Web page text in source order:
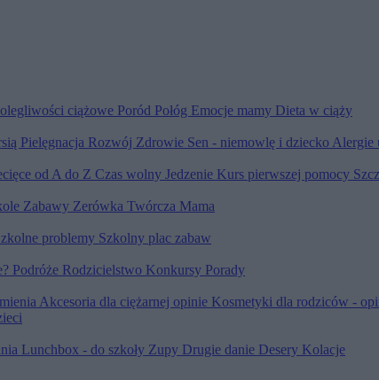
ciążowe Poród Połóg Emocje mamy Dieta w ciąży
Pielęgnacja Rozwój Zdrowie Sen - niemowlę i dziecko Alergie
od A do Z Czas wolny Jedzenie Kurs pierwszej pomocy
Zabawy Zerówka Twórcza Mama
problemy Szkolny plac zabaw
Podróże Rodzicielstwo Konkursy Porady
Akcesoria dla ciężarnej opinie Kosmetyki dla rodziców -
Lunchbox - do szkoły Zupy Drugie danie Desery Kolacje